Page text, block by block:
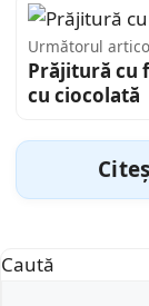
Următorul
Prăjitură cu
cu ciocolată
Caută